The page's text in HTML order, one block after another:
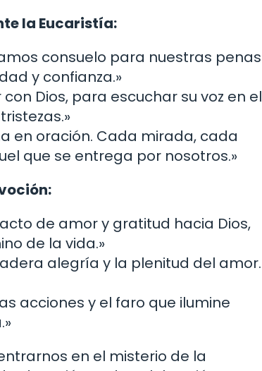
la Eucaristía:
consuelo para nuestras penas
y confianza.»
Dios, para escuchar su voz en el
en oración. Cada mirada, cada
que se entrega por nosotros.»
de amor y gratitud hacia Dios,
de la vida.»
alegría y la plenitud del amor.
acciones y el faro que ilumine
en el misterio de la